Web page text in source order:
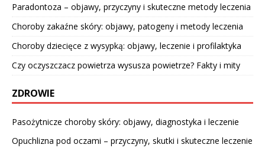
Paradontoza – objawy, przyczyny i skuteczne metody leczenia
Choroby zakaźne skóry: objawy, patogeny i metody leczenia
Choroby dziecięce z wysypką: objawy, leczenie i profilaktyka
Czy oczyszczacz powietrza wysusza powietrze? Fakty i mity
ZDROWIE
Pasożytnicze choroby skóry: objawy, diagnostyka i leczenie
Opuchlizna pod oczami – przyczyny, skutki i skuteczne leczenie